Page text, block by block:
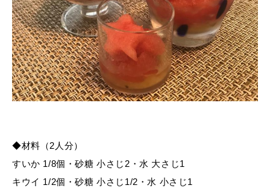
◆材料（2人分）
すいか 1/8個・砂糖 小さじ2・水 大さじ1
キウイ 1/2個・砂糖 小さじ1/2・水 小さじ1